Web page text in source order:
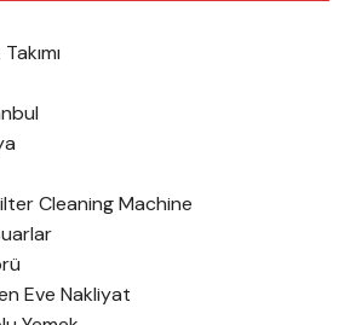
Cleaning Machine
Eve Nakliyat